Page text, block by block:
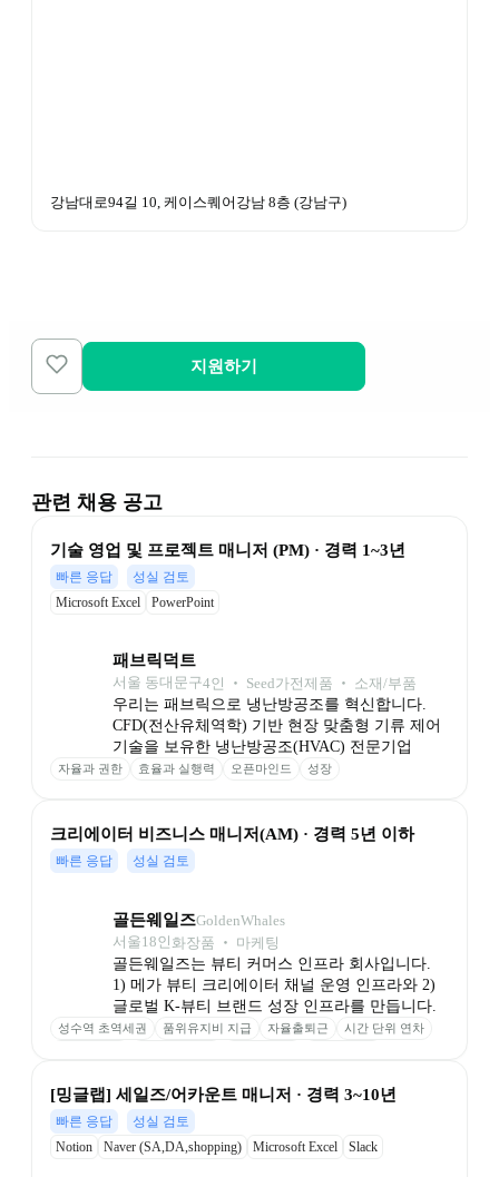
강남대로94길 10, 케이스퀘어강남 8층 (강남구)
지원하기
관련 채용 공고
기술 영업 및 프로젝트 매니저 (PM) · 경력 1~3년
빠른 응답
성실 검토
Microsoft Excel
PowerPoint
패브릭덕트
서울 동대문구4인 ‧ Seed가전제품 ‧ 소재/부품
우리는 패브릭으로 냉난방공조를 혁신합니다.
CFD(전산유체역학) 기반 현장 맞춤형 기류 제어
기술을 보유한 냉난방공조(HVAC) 전문기업
자율과 권한 효율과 실행력 오픈마인드 성장
크리에이터 비즈니스 매니저(AM) · 경력 5년 이하
빠른 응답 성실 검토
골든웨일즈GoldenWhales
서울18인 화장품 ‧ 마케팅
골든웨일즈는 뷰티 커머스 인프라 회사입니다.
1) 메가 뷰티 크리에이터 채널 운영 인프라와 2)
글로벌 K-뷰티 브랜드 성장 인프라를 만듭니다.
성수역 초역세권 품위유지비 지급 자율출퇴근
시간 단위 연차
[밍글랩] 세일즈/어카운트 매니저 · 경력 3~10년
빠른 응답
성실 검토
Notion
Naver (SA,DA,shopping) Microsoft Excel Slack